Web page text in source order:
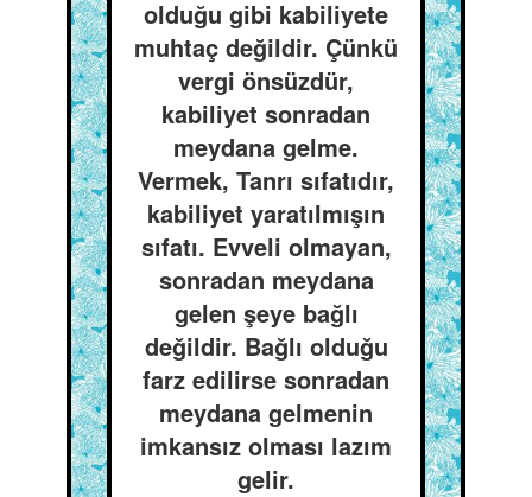
olduğu gibi kabiliyete
muhtaç değildir. Çünkü
vergi önsüzdür,
kabiliyet sonradan
meydana gelme.
Vermek, Tanrı sıfatıdır,
kabiliyet yaratılmışın
sıfatı. Evveli olmayan,
sonradan meydana
gelen şeye bağlı
değildir. Bağlı olduğu
farz edilirse sonradan
meydana gelmenin
imkansız olması lazım
gelir.